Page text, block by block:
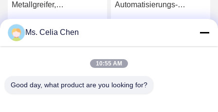
Metallgreifer,
Million Zyklen
Automatisierungs-
Ms. Celia Chen
10:55 AM
Good day, what product are you looking for?